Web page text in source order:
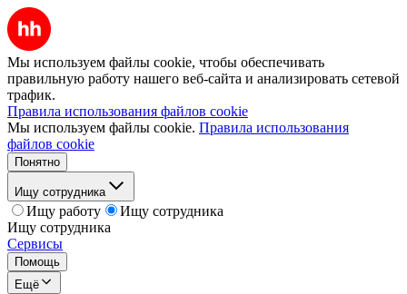
Мы используем файлы cookie, чтобы обеспечивать
правильную работу нашего веб-сайта и анализировать сетевой
трафик.
Правила использования файлов cookie
Мы используем файлы cookie. Правила использования
файлов cookie
Понятно
Ищу сотрудника
Ищу работу
Ищу сотрудника
Ищу сотрудника
Сервисы
Помощь
Ещё